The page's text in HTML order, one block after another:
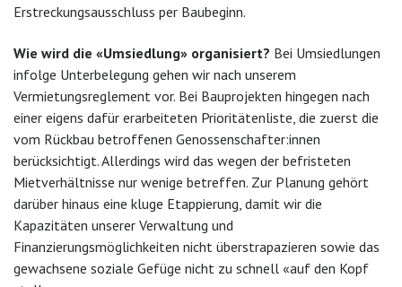
Erstreckungsausschluss per Baubeginn.
Wie wird die «Umsiedlung» organisiert? Bei Umsiedlungen
infolge Unterbelegung gehen wir nach unserem
Vermietungsreglement vor. Bei Bauprojekten hingegen nach
einer eigens dafür erarbeiteten Prioritätenliste, die zuerst die
vom Rückbau betroffenen Genossenschafter:innen
berücksichtigt. Allerdings wird das wegen der befristeten
Mietverhältnisse nur wenige betreffen. Zur Planung gehört
darüber hinaus eine kluge Etappierung, damit wir die
Kapazitäten unserer Verwaltung und
Finanzierungsmöglichkeiten nicht überstrapazieren sowie das
gewachsene soziale Gefüge nicht zu schnell «auf den Kopf